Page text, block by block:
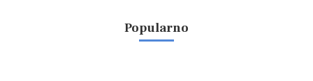
Popularno